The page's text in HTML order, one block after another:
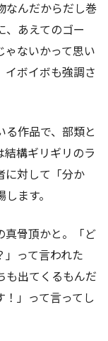
なんだからだし巻
、あえてのゴー
ゃないかって思い
イボイボも強調さ
作品で、部類と
結構ギリギリのラ
に対して「分か
ます。
真骨頂かと。「ど
」って言われた
も出てくるもんだ
」って言ってし